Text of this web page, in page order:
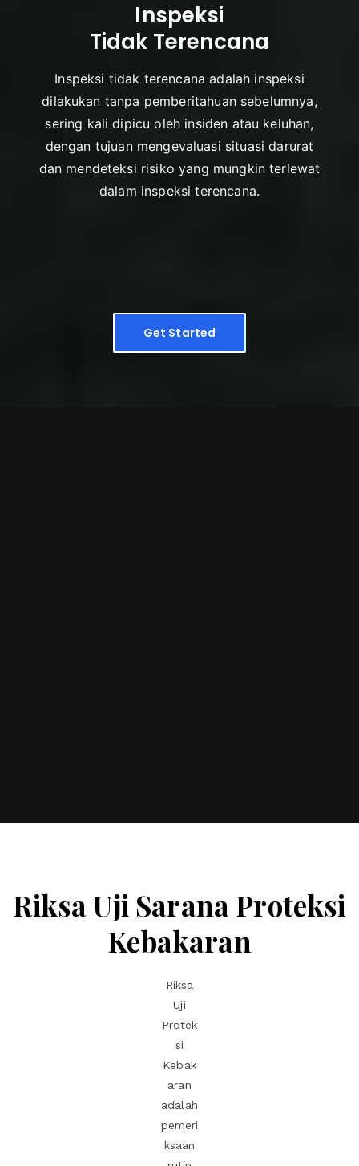
Inspeksi
Tidak Terencana
Inspeksi tidak terencana adalah inspeksi
dilakukan tanpa pemberitahuan sebelumnya,
sering kali dipicu oleh insiden atau keluhan,
dengan tujuan mengevaluasi situasi darurat
dan mendeteksi risiko yang mungkin terlewat
dalam inspeksi terencana.
Get Started
Riksa Uji Sarana Proteksi
Kebakaran
Riksa
Uji
Protek
si
Kebak
aran
adalah
pemeri
ksaan